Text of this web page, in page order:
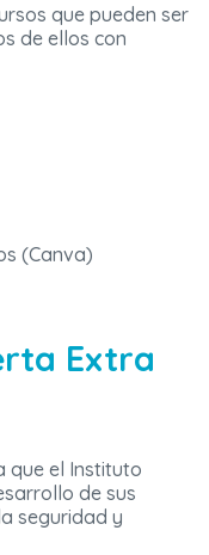
que pueden ser
de ellos con
(Canva)
Extra
que el Instituto
de sus
seguridad y